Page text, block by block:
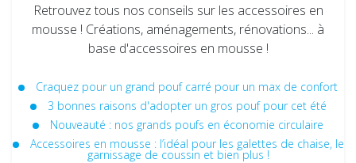
Retrouvez tous nos conseils sur les accessoires en
mousse ! Créations, aménagements, rénovations... à
base d'accessoires en mousse !
Craquez pour un grand pouf carré pour un max de confort
3 bonnes raisons d'adopter un gros pouf pour cet été
Nouveauté : nos grands poufs en économie circulaire
Accessoires en mousse : l’idéal pour les galettes de chaise, le
garnissage de coussin et bien plus !